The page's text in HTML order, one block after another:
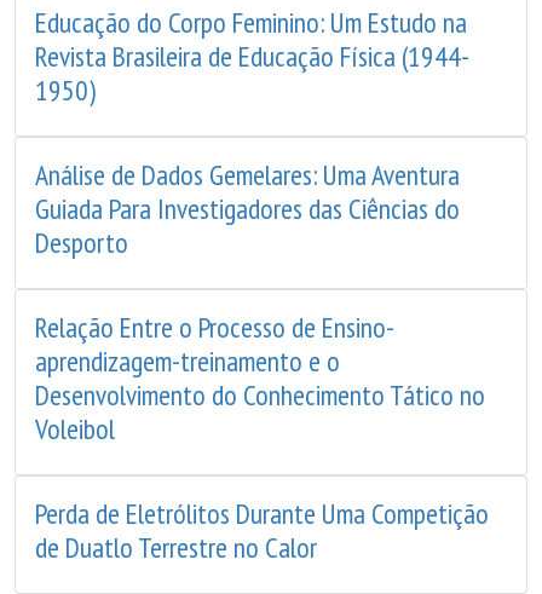
Educação do Corpo Feminino: Um Estudo na
Revista Brasileira de Educação Física (1944-
1950)
Análise de Dados Gemelares: Uma Aventura
Guiada Para Investigadores das Ciências do
Desporto
Relação Entre o Processo de Ensino-
aprendizagem-treinamento e o
Desenvolvimento do Conhecimento Tático no
Voleibol
Perda de Eletrólitos Durante Uma Competição
de Duatlo Terrestre no Calor